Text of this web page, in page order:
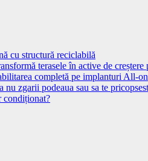
cu structură reciclabilă
terasele în active de
completă pe implanturi All-on
zgarii podeaua sau sa te
condiționat?